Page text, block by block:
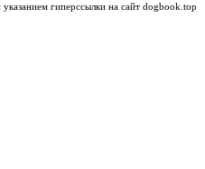
гиперссылки на сайт dogbook.top